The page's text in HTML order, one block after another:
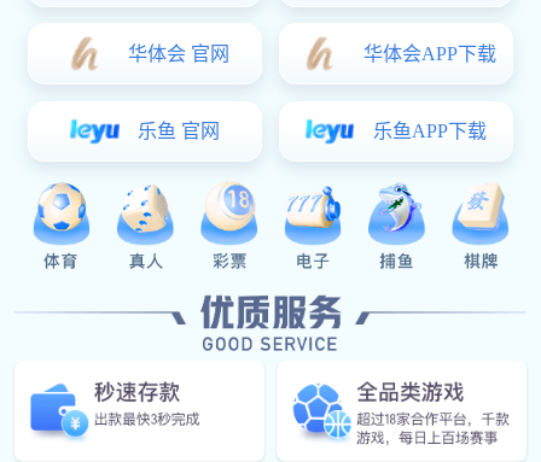
过滤干燥设备
阀门管件
食（乳）品工程
发酵罐
CIP清洗